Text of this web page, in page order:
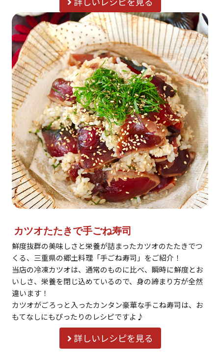
カツオたたきで手ごね寿司
鮮度抜群の美味しさと栄養が詰まったカツオのたたきでつ
くる、三重県の郷土料理「手ごね寿司」をご紹介！
当店の冷凍カツオは、通常のものに比べ、瞬時に鮮度とお
いしさ、栄養を閉じ込めているので、身の締まり方が全然
違います！
カツオがごろっと入ったカンタン豪華な手こね寿司は、お
もてなしにもぴったりのレシピですよ♪
詳しいレシピを見る